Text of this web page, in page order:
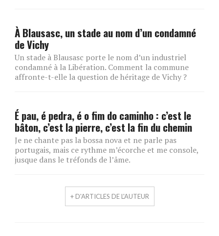
À Blausasc, un stade au nom d’un condamné
de Vichy
Un stade à Blausasc porte le nom d’un industriel
condamné à la Libération. Comment la commune
affronte-t-elle la question de héritage de Vichy ?
É pau, é pedra, é o fim do caminho : c’est le
bâton, c’est la pierre, c’est la fin du chemin
Je ne chante pas la bossa nova et ne parle pas
portugais, mais ce rythme m’écorche et me console,
jusque dans le tréfonds de l’âme.
+ D'ARTICLES DE L'AUTEUR